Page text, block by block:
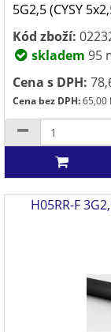
5G2,5 (CYSY
Kód zboží:
skladem 95
Cena s DPH:
Cena bez DPH:65,00
H05RR-F